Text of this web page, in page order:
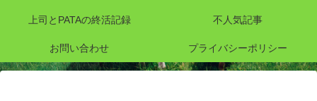
上司とPATAの終活記録 不人気記事
お問い合わせ プライバシーポリシー